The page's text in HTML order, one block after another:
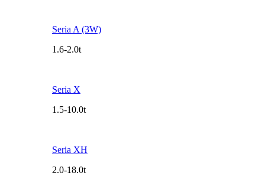
Seria A (3W)
1.6-2.0t
Seria X
1.5-10.0t
Seria XH
2.0-18.0t